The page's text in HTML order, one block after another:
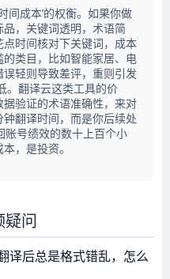
间成本’的权衡。如果你做
，关键词透明，术语简
时间核对下关键词，成本
类目，比如智能家居、电
轻则导致差评，重则引发
。翻译云这类工具的价
验证的术语准确性，来对
翻译时间，而是你后续处
号绩效的数十上百个小
，是投资。
疑问
译后总是格式错乱，怎么